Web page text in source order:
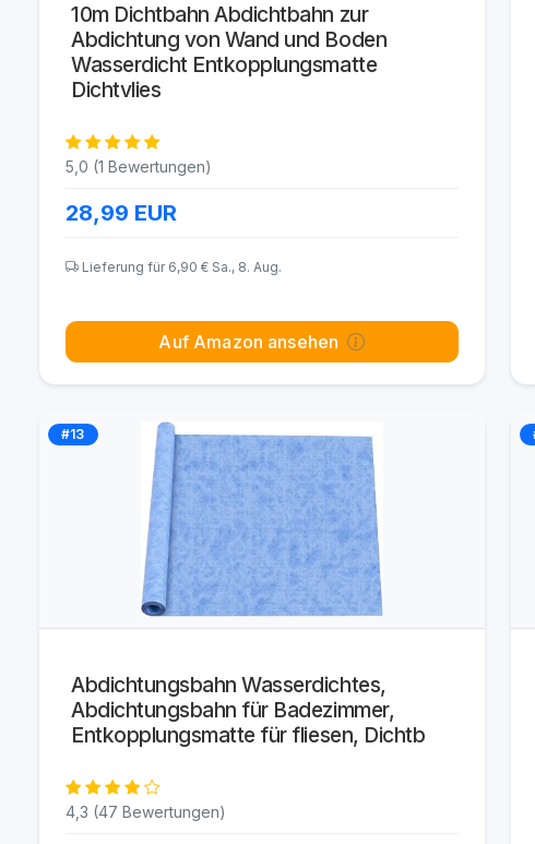
10m Dichtbahn Abdichtbahn zur
Abdichtung von Wand und Boden
Wasserdicht Entkopplungsmatte
Dichtvlies
5,0 (1 Bewertungen)
28,99 EUR
Lieferung für 6,90 € Sa., 8. Aug.
Auf Amazon ansehen
#13
Abdichtungsbahn Wasserdichtes,
Abdichtungsbahn für Badezimmer,
Entkopplungsmatte für fliesen, Dichtb
4,3 (47 Bewertungen)